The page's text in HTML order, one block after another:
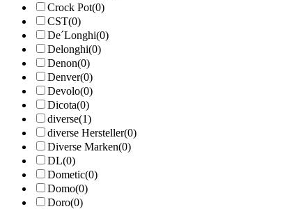
Crock Pot(0)
CST(0)
De´Longhi(0)
Delonghi(0)
Denon(0)
Denver(0)
Devolo(0)
Dicota(0)
diverse(1)
diverse Hersteller(0)
Diverse Marken(0)
DL(0)
Dometic(0)
Domo(0)
Doro(0)